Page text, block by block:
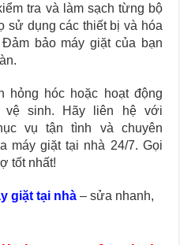
tra và làm sạch từng bộ
sử dụng các thiết bị và hóa
bảo máy giặt của bạn
hỏng hóc hoặc hoạt động
vệ sinh. Hãy liên hệ với
vụ tận tình và chuyên
máy giặt tại nhà 24/7. Gọi
tốt nhất!
giặt tại nhà – sửa nhanh,